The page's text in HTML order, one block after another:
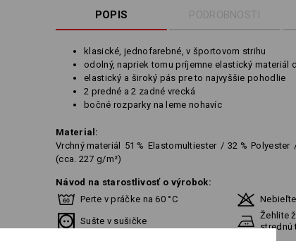
POPIS PODROBNOSTI
klasické, jednofarebné, v športovom strihu
odolný, napriek tomu príjemne elastický materiál
elastický a široký pás pre to najvyššie pohodlie
2 predné a 2 zadné vrecká
bočné rozparky na leme nohavíc
Material:
Vrchný materiál
51 % Elastomultiester / 32 % Polyester
(cca. 227 g/m²)
Návod na starostlivosť o výrobok:
Perte v práčke na 60 °C
Nebieľte
Sušte v sušičke
Žehlite
strednú